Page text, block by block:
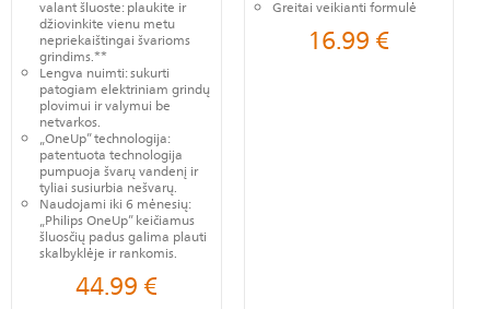
valant šluoste: plaukite ir
džiovinkite vienu metu
nepriekaištingai švarioms
grindims.**
Lengva nuimti: sukurti
patogiam elektriniam grindų
plovimui ir valymui be
netvarkos.
„OneUp” technologija:
patentuota technologija
pumpuoja švarų vandenį ir
tyliai susiurbia nešvarų.
Naudojami iki 6 mėnesių:
„Philips OneUp” keičiamus
šluosčių padus galima plauti
skalbyklėje ir rankomis.
44.99€
Greitai veikianti formulė
16.99€